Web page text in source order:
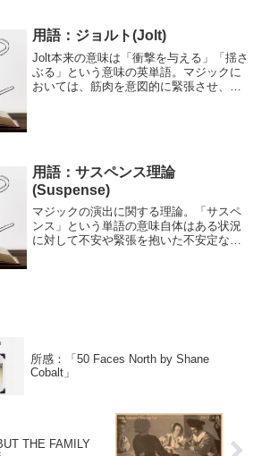
用語：ジョルト(Jolt)
Jolt本来の意味は「衝撃を与える」「揺さ
ぶる」という意味の英単語。マジックに
おいては、筋肉を意図的に緊張させ、現
用語：サスペンス理論
(Suspense)
マジックの演出に関する理論。「サスペ
ンス」という単語の意味自体はある状況
に対して不安や緊張を抱いた不安定な心
所感：「50 Faces North by Shane
Cobalt」
THE FAMILY